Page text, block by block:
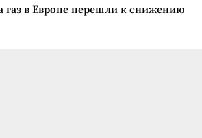
в Европе перешли к снижению